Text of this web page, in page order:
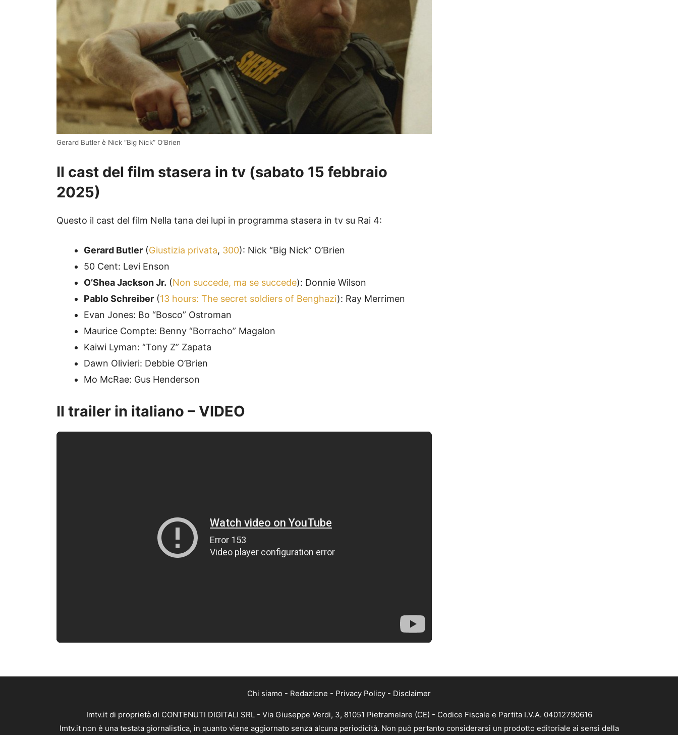
Gerard Butler è Nick “Big Nick” O’Brien
Il cast del film stasera in tv (sabato 15 febbraio
2025)
Questo il cast del film Nella tana dei lupi in programma stasera in tv su Rai 4:
Gerard Butler (Giustizia privata, 300): Nick “Big Nick” O’Brien
50 Cent: Levi Enson
O’Shea Jackson Jr. (Non succede, ma se succede): Donnie Wilson
Pablo Schreiber (13 hours: The secret soldiers of Benghazi): Ray Merrimen
Evan Jones: Bo “Bosco” Ostroman
Maurice Compte: Benny “Borracho” Magalon
Kaiwi Lyman: “Tony Z” Zapata
Dawn Olivieri: Debbie O’Brien
Mo McRae: Gus Henderson
Il trailer in italiano – VIDEO
Chi siamo - Redazione - Privacy Policy - Disclaimer
Imtv.it di proprietà di CONTENUTI DIGITALI SRL - Via Giuseppe Verdi, 3, 81051 Pietramelare (CE) - Codice Fiscale e Partita I.V.A. 04012790616
Imtv.it non è una testata giornalistica, in quanto viene aggiornato senza alcuna periodicità. Non può pertanto considerarsi un prodotto editoriale ai sensi della